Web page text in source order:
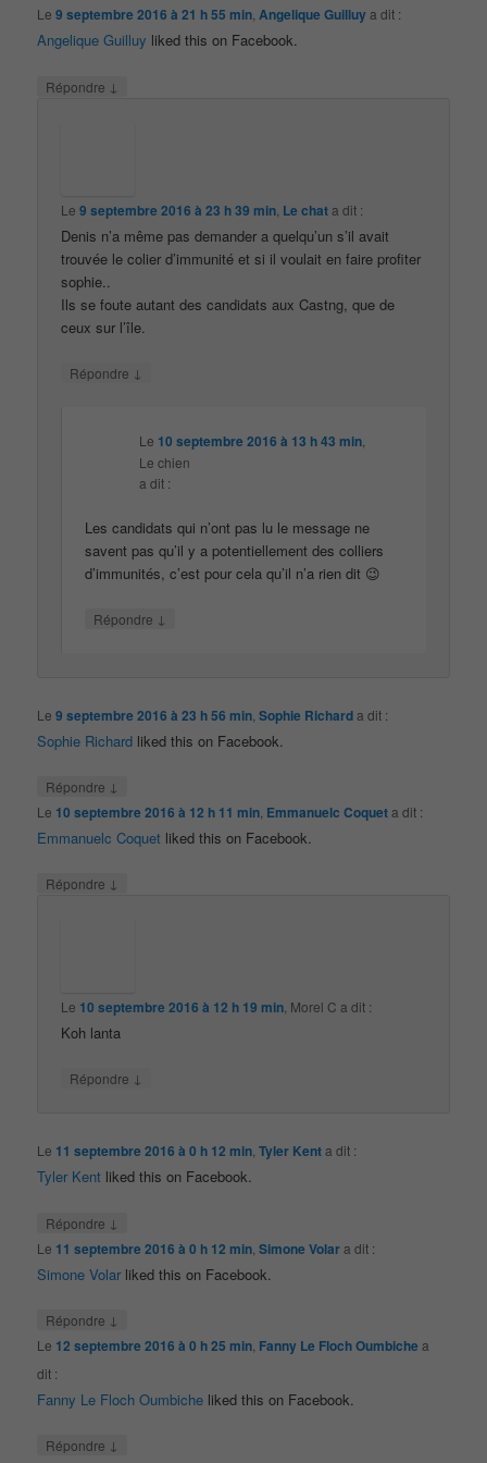
Le9 septembre 2016 à 21 h 55 min Angelique Guilluya dit :
Angelique Guilluy liked this on Facebook.
Répondre ↓
Le9 septembre 2016 à 23 h 39 min Le chata dit :
Denis n’a même pas demander a quelqu’un s’il avait
trouvée le colier d’immunité et si il voulait en faire profiter
sophie..
Ils se foute autant des candidats aux Castng, que de
ceux sur l’île.
Répondre ↓
Le 10 septembre 2016 à 13 h 43 min
Le chien
a dit :
Les candidats qui n’ont pas lu le message ne
savent pas qu’il y a potentiellement des colliers
d’immunités, c’est pour cela qu’il n’a rien dit 😉
Répondre ↓
Le9 septembre 2016 à 23 h 56 min ,Sophie Richarda dit :
Sophie Richard liked this on Facebook.
Répondre ↓
Le 10 septembre 2016 à 12 h 11 min Emmanuelc Coqueta dit :
Emmanuelc Coquet liked this on Facebook.
Répondre ↓
Le 10 septembre 2016 à 12 h 19 min Morel C a dit :
Koh lanta
Répondre ↓
Le 11 septembre 2016 à 0 h 12 min ,Tyler Kenta dit :
Tyler Kent liked this on Facebook.
Répondre ↓
Le 11 septembre 2016 à 0 h 12 min ,Simone Volara dit :
Simone Volar liked this on Facebook.
Répondre ↓
Le 12 septembre 2016 à 0 h 25 min Fanny Le Floch Oumbiche a
dit :
Fanny Le Floch Oumbiche liked this on Facebook.
Répondre ↓